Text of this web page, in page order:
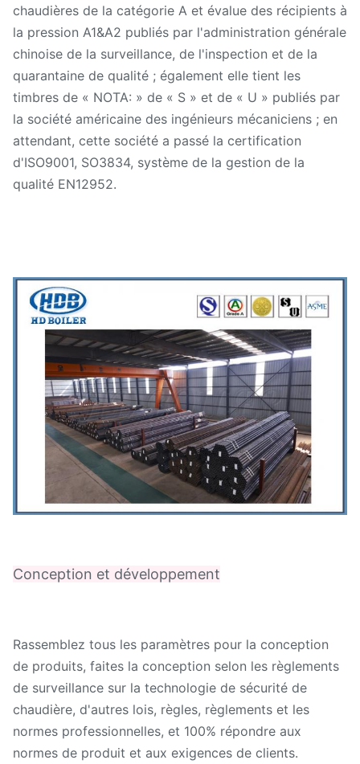
chaudières de la catégorie A et évalue des récipients à
la pression A1&A2 publiés par l'administration générale
chinoise de la surveillance, de l'inspection et de la
quarantaine de qualité ; également elle tient les
timbres de « NOTA: » de « S » et de « U » publiés par
la société américaine des ingénieurs mécaniciens ; en
attendant, cette société a passé la certification
d'ISO9001, SO3834, système de la gestion de la
qualité EN12952.
Conception et développement
Rassemblez tous les paramètres pour la conception
de produits, faites la conception selon les règlements
de surveillance sur la technologie de sécurité de
chaudière, d'autres lois, règles, règlements et les
normes professionnelles, et 100% répondre aux
normes de produit et aux exigences de clients.